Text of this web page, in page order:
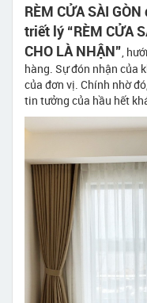
RÈM CỬA SÀI
triết lý “RÈM CỬA
CHO LÀ NHẬN” ,
hàng. Sự đón nhận của
của đơn vị. Chính nhờ
tin tưởng của hầu hết